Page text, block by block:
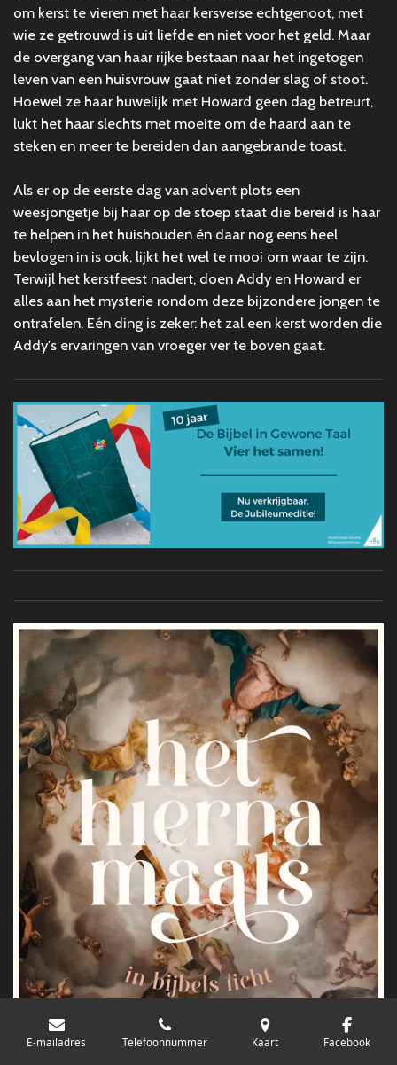
om kerst te vieren met haar kersverse echtgenoot, met
wie ze getrouwd is uit liefde en niet voor het geld. Maar
de overgang van haar rijke bestaan naar het ingetogen
leven van een huisvrouw gaat niet zonder slag of stoot.
Hoewel ze haar huwelijk met Howard geen dag betreurt,
lukt het haar slechts met moeite om de haard aan te
steken en meer te bereiden dan aangebrande toast.
Als er op de eerste dag van advent plots een
weesjongetje bij haar op de stoep staat die bereid is haar
te helpen in het huishouden én daar nog eens heel
bevlogen in is ook, lijkt het wel te mooi om waar te zijn.
Terwijl het kerstfeest nadert, doen Addy en Howard er
alles aan het mysterie rondom deze bijzondere jongen te
ontrafelen. Eén ding is zeker: het zal een kerst worden die
Addy's ervaringen van vroeger ver te boven gaat.
E-mailadres Telefoonnummer Kaart Facebook